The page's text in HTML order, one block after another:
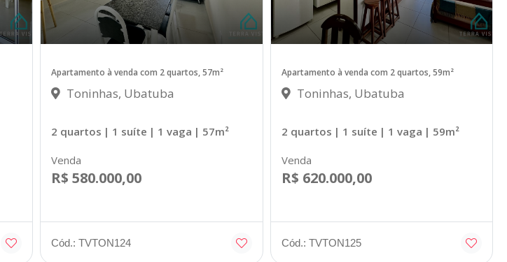
Apartamento à venda com 2 quartos, 57m²
Toninhas, Ubatuba
2 quartos | 1 suíte | 1 vaga | 57m²
Venda
R$ 580.000,00
Cód.: TVTON124
Apartamento à venda com 2 quartos, 59m²
Toninhas, Ubatuba
2 quartos | 1 suíte | 1 vaga | 59m²
Venda
R$ 620.000,00
Cód.: TVTON125